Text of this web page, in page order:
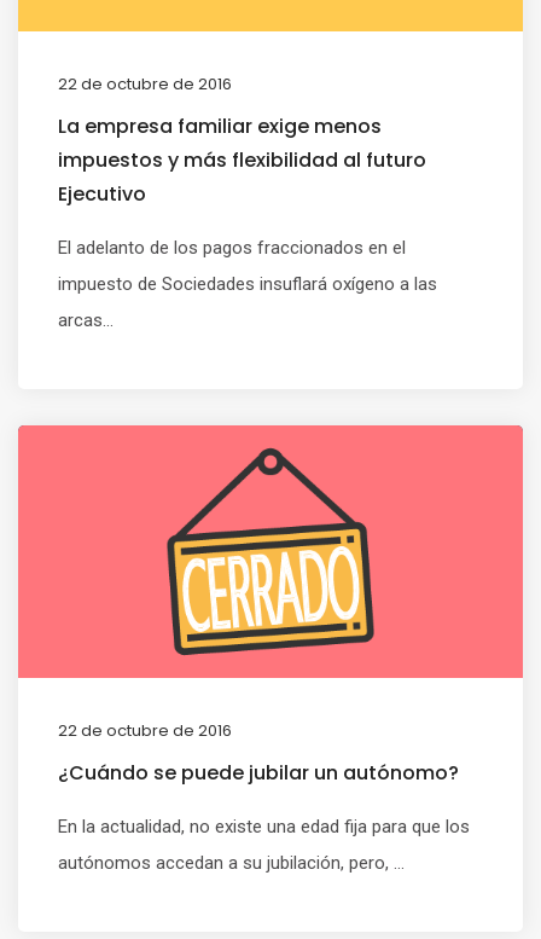
22 de octubre de 2016
La empresa familiar exige menos
impuestos y más flexibilidad al futuro
Ejecutivo
El adelanto de los pagos fraccionados en el
impuesto de Sociedades insuflará oxígeno a las
arcas...
22 de octubre de 2016
¿Cuándo se puede jubilar un autónomo?
En la actualidad, no existe una edad fija para que los
autónomos accedan a su jubilación, pero, ...